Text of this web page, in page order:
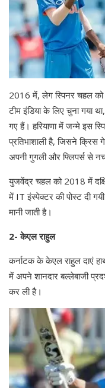
2016 में, लेग स्पिनर चहल
टीम इंडिया के लिए चुना गया
गए हैं। हरियाणा में जन्मे इस
प्रतिभाशाली है, जिसने
अपनी गुगली और फ्लिपर्स से
युजवेंद्र चहल को 2018 में
में IT इंस्पेक्टर की पोस्ट दी
मानी जाती है।
2- केएल राहुल
कर्नाटक के केएल राहुल दाएं
में अपने शानदार बल्लेबाजी
कर ली है।